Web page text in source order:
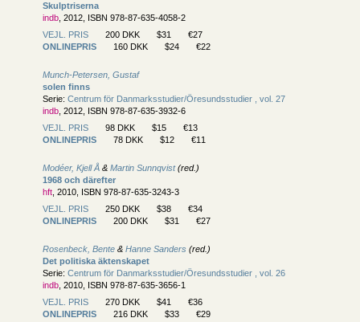
Skulptriserna
indb , 2012, ISBN 978-87-635-4058-2
VEJL. PRIS
200 DKK $31
€27
ONLINEPRIS
160 DKK $24 €22
Munch-Petersen, Gustaf
solen finns
Serie: Centrum för Danmarksstudier/Öresundsstudier , vol. 27
indb , 2012, ISBN 978-87-635-3932-6
VEJL. PRIS
98 DKK $15
€13
ONLINEPRIS
78 DKK $12 €11
Modéer, Kjell Å & Martin Sunnqvist(red.)
1968 och därefter
hft , 2010, ISBN 978-87-635-3243-3
VEJL. PRIS
250 DKK $38
€34
ONLINEPRIS
200 DKK $31 €27
Rosenbeck, Bente & Hanne Sanders (red.)
Det politiska äktenskapet
Serie: Centrum för Danmarksstudier/Öresundsstudier , vol. 26
indb , 2010, ISBN 978-87-635-3656-1
VEJL. PRIS
270 DKK $41
€36
ONLINEPRIS
216 DKK $33 €29